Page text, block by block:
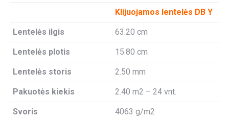
Klijuojamos lentelės DB Y
Lentelės ilgis 63.20 cm
Lentelės plotis 15.80 cm
Lentelės storis 2.50 mm
Pakuotės kiekis 2.40 m2 – 24 vnt.
Svoris 4063 g/m2